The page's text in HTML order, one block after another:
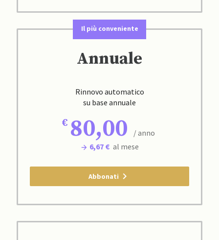
Il più conveniente
Annuale
Rinnovo automatico
su base annuale
80,00
/ anno
6,67 € al mese
Abbonati